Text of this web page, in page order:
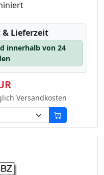
Lieferzeit
innerhalb von 24
Versandkosten